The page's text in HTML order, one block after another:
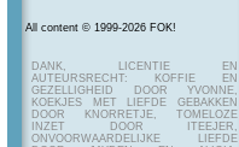
All content © 1999-2026 FOK!
DANK, LICENTIE EN
AUTEURSRECHT: KOFFIE EN
GEZELLIGHEID DOOR YVONNE,
KOEKJES MET LIEFDE GEBAKKEN
DOOR KNORRETJE, TOMELOZE
INZET DOOR ITEEJER,
ONVOORWAARDELIJKE LIEFDE